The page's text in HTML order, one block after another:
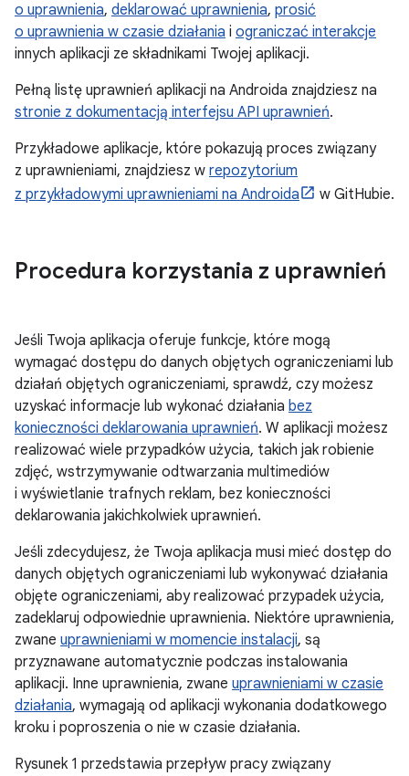
o uprawnienia, deklarować uprawnienia, prosić
o uprawnienia w czasie działania i ograniczać interakcje
innych aplikacji ze składnikami Twojej aplikacji.
Pełną listę uprawnień aplikacji na Androida znajdziesz na
stronie z dokumentacją interfejsu API uprawnień.
Przykładowe aplikacje, które pokazują proces związany
z uprawnieniami, znajdziesz w repozytorium
z przykładowymi uprawnieniami na Androida
w GitHubie.
Procedura korzystania z uprawnień
Jeśli Twoja aplikacja oferuje funkcje, które mogą
wymagać dostępu do danych objętych ograniczeniami lub
działań objętych ograniczeniami, sprawdź, czy możesz
uzyskać informacje lub wykonać działania bez
konieczności deklarowania uprawnień. W aplikacji możesz
realizować wiele przypadków użycia, takich jak robienie
zdjęć, wstrzymywanie odtwarzania multimediów
i wyświetlanie trafnych reklam, bez konieczności
deklarowania jakichkolwiek uprawnień.
Jeśli zdecydujesz, że Twoja aplikacja musi mieć dostęp do
danych objętych ograniczeniami lub wykonywać działania
objęte ograniczeniami, aby realizować przypadek użycia,
zadeklaruj odpowiednie uprawnienia. Niektóre uprawnienia,
zwane uprawnieniami w momencie instalacji, są
przyznawane automatycznie podczas instalowania
aplikacji. Inne uprawnienia, zwane uprawnieniami w czasie
działania, wymagają od aplikacji wykonania dodatkowego
kroku i poproszenia o nie w czasie działania.
Rysunek 1 przedstawia przepływ pracy związany